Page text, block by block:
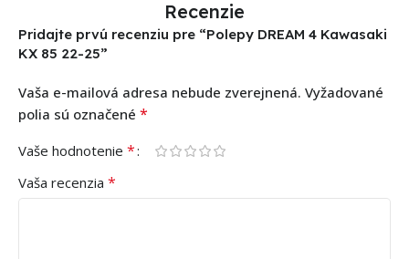
Recenzie
Pridajte prvú recenziu pre “Polepy DREAM 4 Kawasaki
KX 85 22-25”
Vaša e-mailová adresa nebude zverejnená. Vyžadované
polia sú označené *
Vaše hodnotenie *
Vaša recenzia *